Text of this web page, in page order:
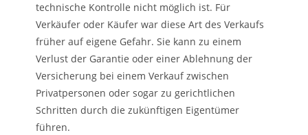
technische Kontrolle nicht möglich ist. Für
Verkäufer oder Käufer war diese Art des Verkaufs
früher auf eigene Gefahr. Sie kann zu einem
Verlust der Garantie oder einer Ablehnung der
Versicherung bei einem Verkauf zwischen
Privatpersonen oder sogar zu gerichtlichen
Schritten durch die zukünftigen Eigentümer
führen.